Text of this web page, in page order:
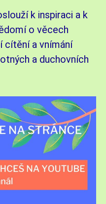
k inspiraci a k
o věcech
cítění a vnímání
a duchovních